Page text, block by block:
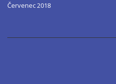
Červenec 2018